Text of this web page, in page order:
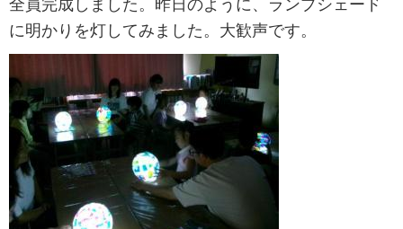
全員完成しました。昨日のように、ランプシェード
に明かりを灯してみました。大歓声です。